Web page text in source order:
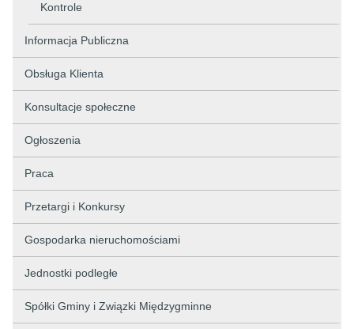
Kontrole
Informacja Publiczna
Obsługa Klienta
Konsultacje społeczne
Ogłoszenia
Praca
Przetargi i Konkursy
Gospodarka nieruchomościami
Jednostki podległe
Spółki Gminy i Związki Międzygminne